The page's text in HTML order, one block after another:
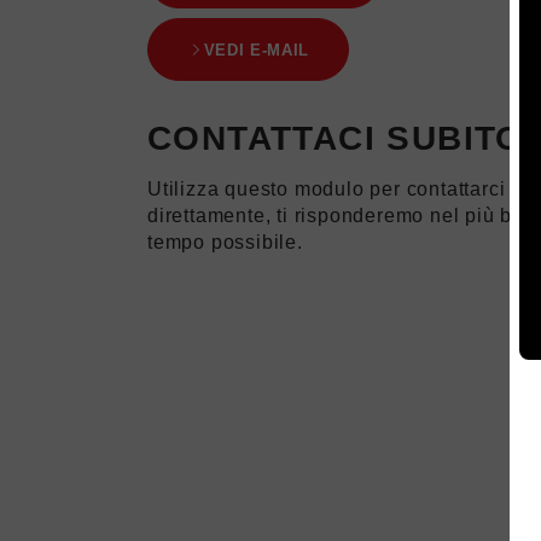
VEDI E-MAIL
CONTATTACI SUBITO
Utilizza questo modulo per contattarci
direttamente, ti risponderemo nel più
tempo possibile.